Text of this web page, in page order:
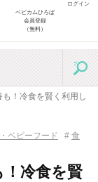
ログイン
ベビカムひろば
会員登録
（無料）
！冷食を賢く利用し
ベビーフード # 食
冷食を賢